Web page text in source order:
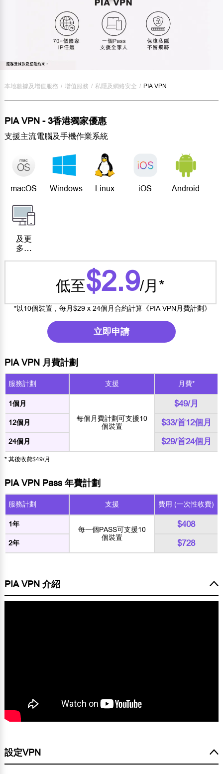
本地數據及增值服務 / 增值服務 / 私隱及網絡安全 / PIA VPN
PIA VPN - 3香港獨家優惠
支援主流電腦及手機作業系統
macOS Windows Linux iOS Android
及更
多…
低至$2.9/月*
*以10個裝置，每月$29 x 24個月合約計算《PIA VPN月費計劃》
立即申請
PIA VPN 月費計劃
服務計劃 支援 月費*
1個月
每個月費計劃可支援10
個裝置
$49/月
12個月 $33/首12個月
24個月 $29/首24個月
* 其後收費$49/月
PIA VPN Pass 年費計劃
服務計劃 支援 費用 (一次性收費)
1年
每一個PASS可支援10
個裝置
$408
2年 $728
PIA VPN 介紹
設定VPN